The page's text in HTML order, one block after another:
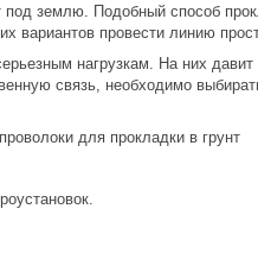
под землю. Подобный способ
вариантов провести линию
нагрузкам. На них
связь, необходимо
для прокладки в грунт